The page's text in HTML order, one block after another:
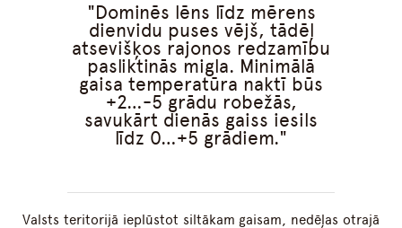
Dominēs lēns līdz mērens
dienvidu puses vējš, tādēļ
atsevišķos rajonos redzamību
pasliktinās migla. Minimālā
gaisa temperatūra naktī būs
+2…-5 grādu robežās,
savukārt dienās gaiss iesils
līdz 0…+5 grādiem.
Valsts teritorijā ieplūstot siltākam gaisam, nedēļas otrajā